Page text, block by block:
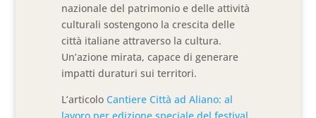
nazionale del patrimonio e delle attività
culturali sostengono la crescita delle
città italiane attraverso la cultura.
Un’azione mirata, capace di generare
impatti duraturi sui territori.
L’articoloCantiere Città ad Aliano: al